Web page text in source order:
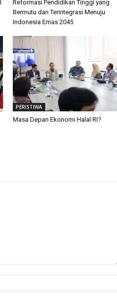
Reformasi Pendidikan Tinggi yang
Bermutu dan Terintegrasi Menuju
Indonesia Emas 2045
PERISTIWA
Masa Depan Ekonomi Halal RI?